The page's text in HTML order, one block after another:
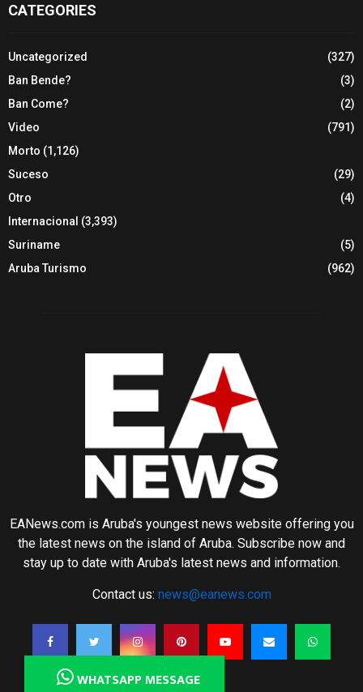
CATEGORIES
Uncategorized
(327)
Ban Bende?
(3)
Ban Come?
(2)
Video
(791)
Morto (1,126)
Suceso
(29)
Otro
(4)
Internacional (3,393)
Suriname
(5)
Aruba Turismo
(962)
EANews.com is Aruba's youngest news website offering you
the latest news on the island of Aruba. Subscribe now and
stay up to date with Aruba's latest news and information.
Contact us: news@eanews.com
WHATSAPP MESSAGE